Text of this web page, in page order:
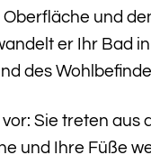
und
er Ihr Bad
des
Sie treten aus
und Ihre Füße